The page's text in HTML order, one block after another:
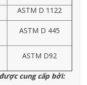
ASTM D 1122
ASTM D 445
ASTM D92
cung cấp bởi: